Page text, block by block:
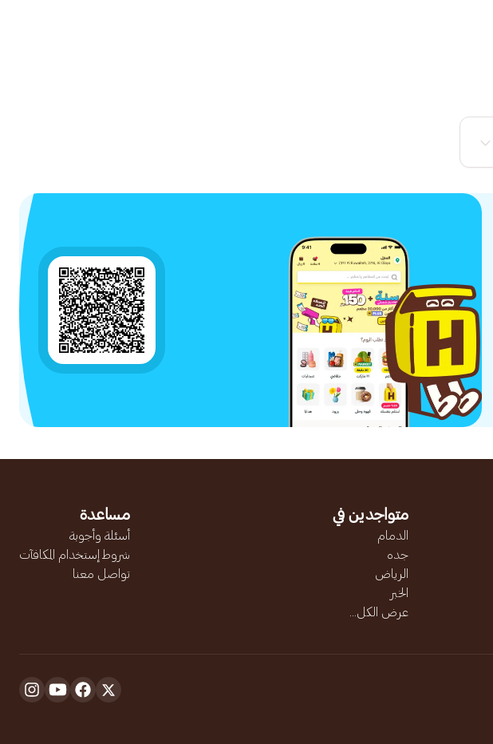
متواجدين في
الدمام
جده
الرياض
الخبر
عرض الكل...
مساعدة
أسئلة وأجوبة
شروط إستخدام المكافآت
تواصل معنا